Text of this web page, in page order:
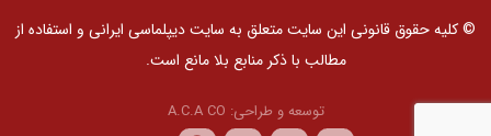
© کلیه حقوق قانونی این سایت متعلق به سایت دیپلماسی ایرانی و استفاده از
مطالب با ذکر منابع بلا مانع است.
توسعه و طراحی: A.C.A CO